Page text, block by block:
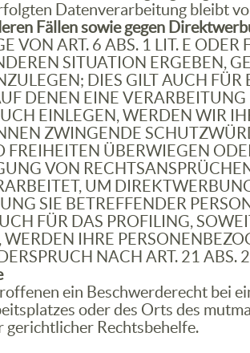
Datenverarbeitung bleibt
Fällen sowie gegen
ART. 6 ABS. 1 LIT. E ODER
SITUATION ERGEBEN,
DIES GILT AUCH
DENEN EINE
EINLEGEN, WERDEN WIR
ZWINGENDE
FREIHEITEN ÜBERWIEGEN
VON
UM
SIE BETREFFENDER
FÜR DAS PROFILING,
IHRE
NACH ART. 21 ABS.
ein Beschwerderecht bei
oder des Orts des
Rechtsbehelfe.